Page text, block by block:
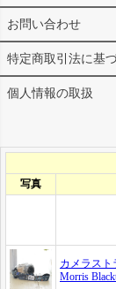
お問い合わせ
特定商取引法に基
個人情報の取扱